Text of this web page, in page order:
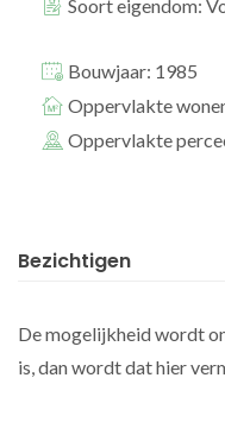
Soort eigendom:
Bouwjaar: 1985
Oppervlakte
Oppervlakte
Bezichtigen
De mogelijkheid wordt
is, dan wordt dat hier